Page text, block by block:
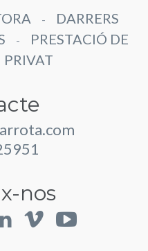
-
DARRERS
-
PRESTACIÓ DE
PRIVAT
nos